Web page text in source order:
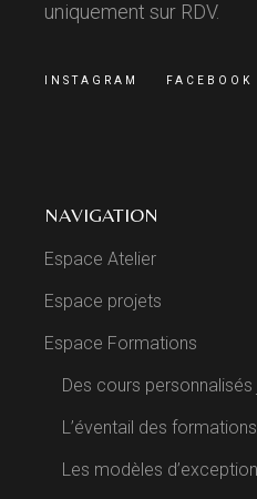
uniquement sur RDV.
INSTAGRAM FACEBOOK
NAVIGATION
Espace Atelier
Espace projets
Espace Formations
Des cours
L’éventail des formations
Les modèles d’exception